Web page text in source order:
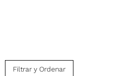
Filtrar y Ordenar